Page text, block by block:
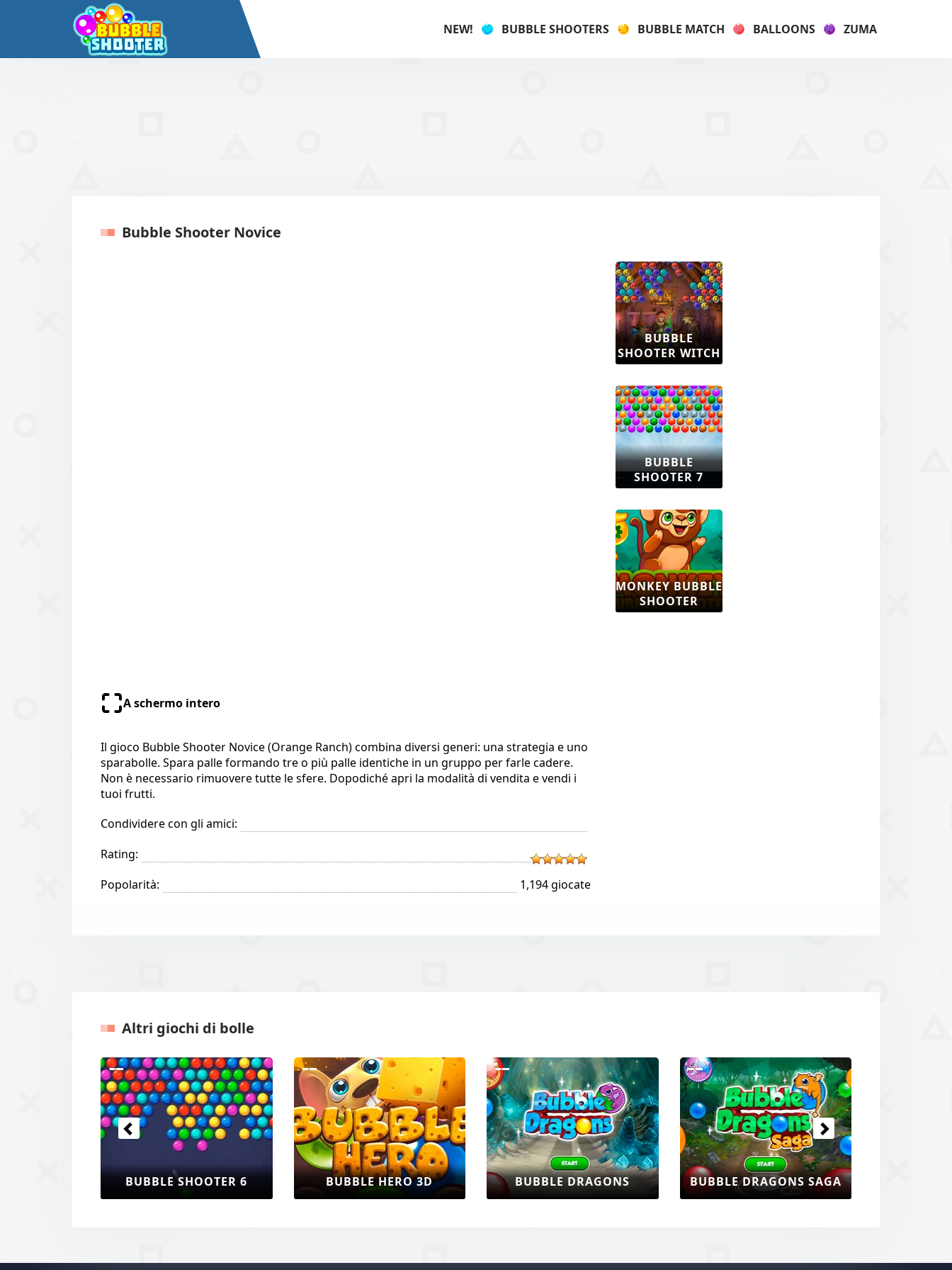
NEW! BUBBLE SHOOTERS BUBBLE MATCH BALLOONS ZUMA
Bubble Shooter Novice
A schermo intero
Il gioco Bubble Shooter Novice (Orange Ranch) combina diversi generi: una strategia e uno
sparabolle. Spara palle formando tre o più palle identiche in un gruppo per farle cadere.
Non è necessario rimuovere tutte le sfere. Dopodiché apri la modalità di vendita e vendi i
tuoi frutti.
Condividere con gli amici:
Rating:
Popolarità:
1,194 giocate
BUBBLE
SHOOTER WITCH
BUBBLE
SHOOTER 7
MONKEY BUBBLE
SHOOTER
Altri giochi di bolle
BUBBLE SHOOTER 6 BUBBLE HERO 3D BUBBLE DRAGONS BUBBLE DRAGONS SAGA
Precedenti Prossimi